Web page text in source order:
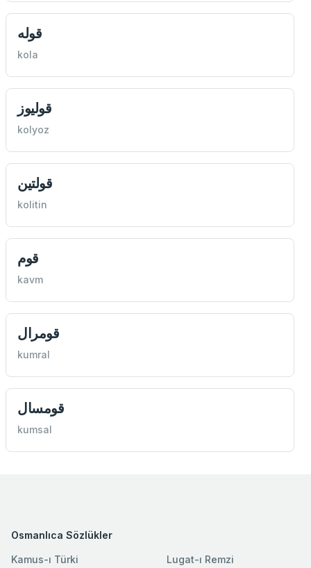
قوله
kola
قوليوز
kolyoz
قولتين
kolitin
قوم
kavm
قومرال
kumral
قومسال
kumsal
Osmanlıca Sözlükler
Kamus-ı Türki
Lugat-ı Remzi